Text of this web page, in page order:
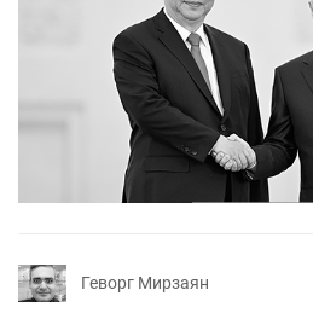
Геворг Мирзаян